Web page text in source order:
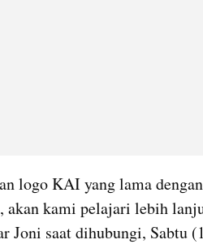
logo KAI yang lama
akan kami pelajari lebih
Joni saat dihubungi, Sabtu